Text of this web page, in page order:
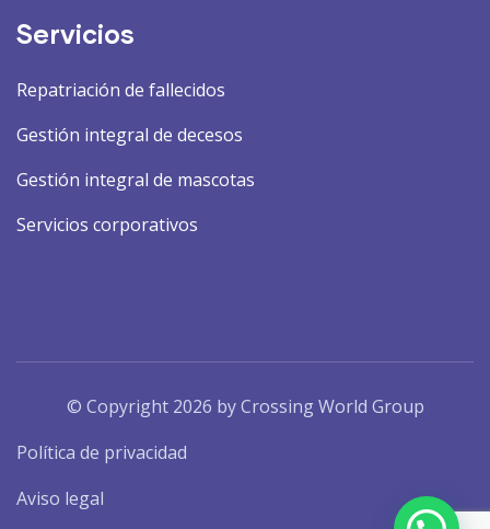
Servicios
Repatriación de fallecidos
Gestión integral de decesos
Gestión integral de mascotas
Servicios corporativos
© Copyright 2026 by Crossing World Group
Política de privacidad
Aviso legal